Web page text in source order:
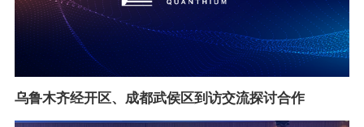
乌鲁木齐经开区、成都武侯区到访交流探讨合作